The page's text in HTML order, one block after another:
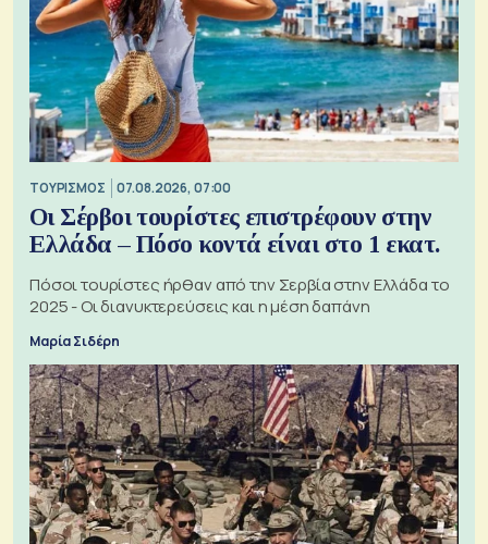
ΤΟΥΡΙΣΜΟΣ 07.08.2026, 07:00
Οι Σέρβοι τουρίστες επιστρέφουν στην
Ελλάδα – Πόσο κοντά είναι στο 1 εκατ.
Πόσοι τουρίστες ήρθαν από την Σερβία στην Ελλάδα το
2025 - Οι διανυκτερεύσεις και η μέση δαπάνη
Μαρία Σιδέρη